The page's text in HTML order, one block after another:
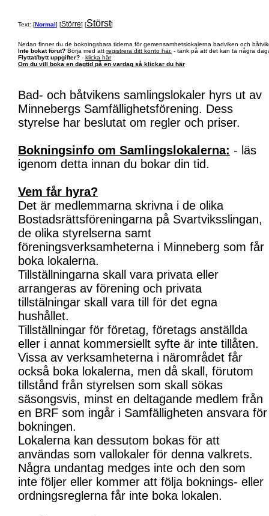
Text: [Normal] [Större] [Störst]
Nedan finner du de bokningsbara tiderna för gemensamhetslokalerna badviken och
Inte bokat förut? Börja med att registrera ditt konto här. - tänk på att det kan ta några
Flyttat/bytt uppgifter? - klicka här
Om du vill boka en dagtid på en vardag så klickar du här
Bad- och båtvikens samlingslokaler hyrs ut av
Minnebergs Samfällighetsförening. Dess
styrelse har beslutat om regler och priser.
Bokningsinfo om Samlingslokalerna: - läs
igenom detta innan du bokar din tid.
Vem får hyra?
Det är medlemmarna skrivna i de olika
Bostadsrättsföreningarna på Svartviksslingan,
de olika styrelserna samt
föreningsverksamheterna i Minneberg som får
boka lokalerna.
Tillställningarna skall vara privata eller
arrangeras av förening och privata
tillstälningar skall vara till för det egna
hushållet.
Tillställningar för företag, företags anställda
eller i annat kommersiellt syfte är inte tillåten.
Vissa av verksamheterna i närområdet får
också boka lokalerna, men då skall, förutom
tillstånd från styrelsen som skall sökas
säsongsvis, minst en deltagande medlem från
en BRF som ingår i Samfälligheten ansvara för
bokningen.
Lokalerna kan dessutom bokas för att
användas som vallokaler för denna valkrets.
Några undantag medges inte och den som
inte följer eller kommer att följa boknings- eller
ordningsreglerna får inte boka lokalen.